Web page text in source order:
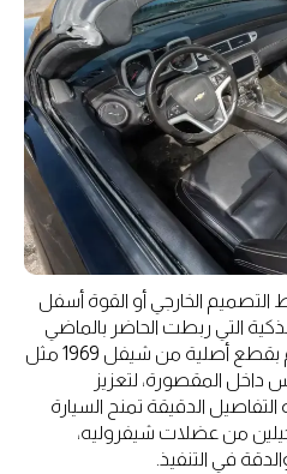
الخارجي أو القوة أسفل
التي ربطت الحاضر بالماضي
بسلاسة. فقد استعان المُصمِّم بقطع أصلية من شيفل 1969 مثل
داخل المقصورة، لتعزيز
الدقيقة تمنح السيارة
جيلين من عضلات شيفروليه،
في التنفيذ.